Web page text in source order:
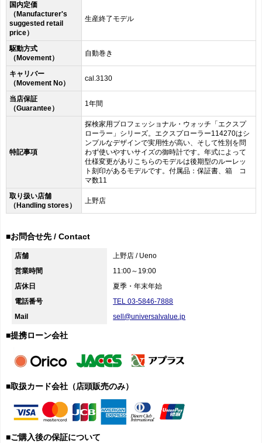
国内定価
（Manufacturer's
suggested retail
price）
生産終了モデル
駆動方式
（Movement）
自動巻き
キャリバー
（Movement No）
cal.3130
当店保証
（Guarantee）
1年間
特記事項
探検家用プロフェッショナル・ウォッチ「エクスプ
ローラー」シリーズ。エクスプローラー114270はシ
ンプルなデザインで実用性が高い、そして性別を問
わず使いやすいサイズの御時計です。年式によって
仕様変更がありこちらのモデルは後期型のルーレッ
ト刻印があるモデルです。付属品：保証書、箱 コ
マ数11
取り扱い店舗
（Handling stores）
上野店
■お問合せ先 / Contact
店舗
上野店 / Ueno
営業時間
11:00～19:00
店休日
夏季・年末年始
電話番号
TEL 03-5846-7888
Mail
sell@universalvalue.jp
■提携ローン会社
■取扱カード会社（店頭販売のみ）
■ご購入後の保証について